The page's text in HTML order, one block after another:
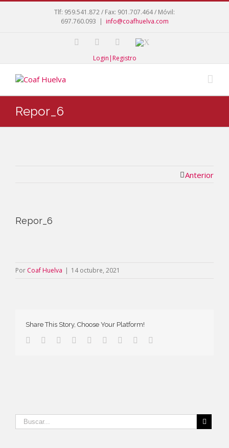
Tlf: 959.541.872 / Fax: 901.707.464 / Móvil:
697.760.093 | info@coafhuelva.com
Login|Registro
Repor_6
Anterior
Repor_6
Por Coaf Huelva | 14 octubre, 2021
Share This Story, Choose Your Platform!